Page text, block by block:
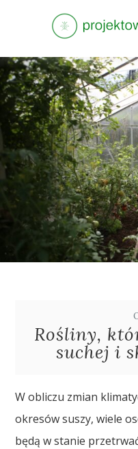
Rośliny,
suchej i
W obliczu zmian
okresów suszy, wiele
będą w stanie